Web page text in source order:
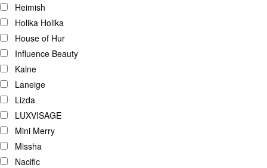
Heimish
Holika Holika
House of Hur
Influence Beauty
Kaine
Laneige
Lizda
LUXVISAGE
Mini Merry
Missha
Nacific